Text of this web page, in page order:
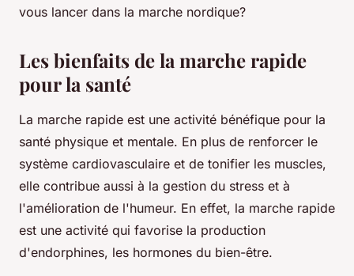
vous lancer dans la marche nordique?
Les bienfaits de la marche rapide
pour la santé
La marche rapide est une activité bénéfique pour la
santé physique et mentale. En plus de renforcer le
système cardiovasculaire et de tonifier les muscles,
elle contribue aussi à la gestion du stress et à
l'amélioration de l'humeur. En effet, la marche rapide
est une activité qui favorise la production
d'endorphines, les hormones du bien-être.